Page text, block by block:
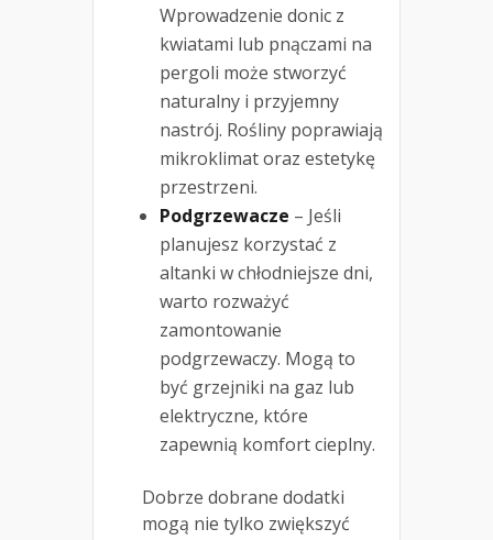
Wprowadzenie donic z
kwiatami lub pnączami na
pergoli może stworzyć
naturalny i przyjemny
nastrój. Rośliny poprawiają
mikroklimat oraz estetykę
przestrzeni.
Podgrzewacze – Jeśli
planujesz korzystać z
altanki w chłodniejsze dni,
warto rozważyć
zamontowanie
podgrzewaczy. Mogą to
być grzejniki na gaz lub
elektryczne, które
zapewnią komfort cieplny.
Dobrze dobrane dodatki
mogą nie tylko zwiększyć